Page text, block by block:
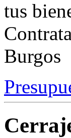
tus
Burgos